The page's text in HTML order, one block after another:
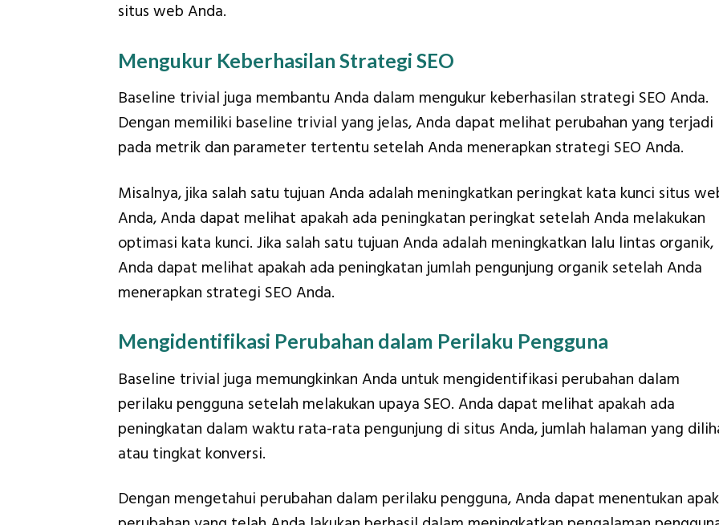
situs web Anda.
Mengukur Keberhasilan Strategi SEO
Baseline trivial juga membantu Anda dalam mengukur keberhasilan strategi SEO Anda.
Dengan memiliki baseline trivial yang jelas, Anda dapat melihat perubahan yang terjadi
pada metrik dan parameter tertentu setelah Anda menerapkan strategi SEO Anda.
Misalnya, jika salah satu tujuan Anda adalah meningkatkan peringkat kata kunci situs
Anda, Anda dapat melihat apakah ada peningkatan peringkat setelah Anda melakukan
optimasi kata kunci. Jika salah satu tujuan Anda adalah meningkatkan lalu lintas organik,
Anda dapat melihat apakah ada peningkatan jumlah pengunjung organik setelah Anda
menerapkan strategi SEO Anda.
Mengidentifikasi Perubahan dalam Perilaku Pengguna
Baseline trivial juga memungkinkan Anda untuk mengidentifikasi perubahan dalam
perilaku pengguna setelah melakukan upaya SEO. Anda dapat melihat apakah ada
peningkatan dalam waktu rata-rata pengunjung di situs Anda, jumlah halaman yang
atau tingkat konversi.
Dengan mengetahui perubahan dalam perilaku pengguna, Anda dapat menentukan